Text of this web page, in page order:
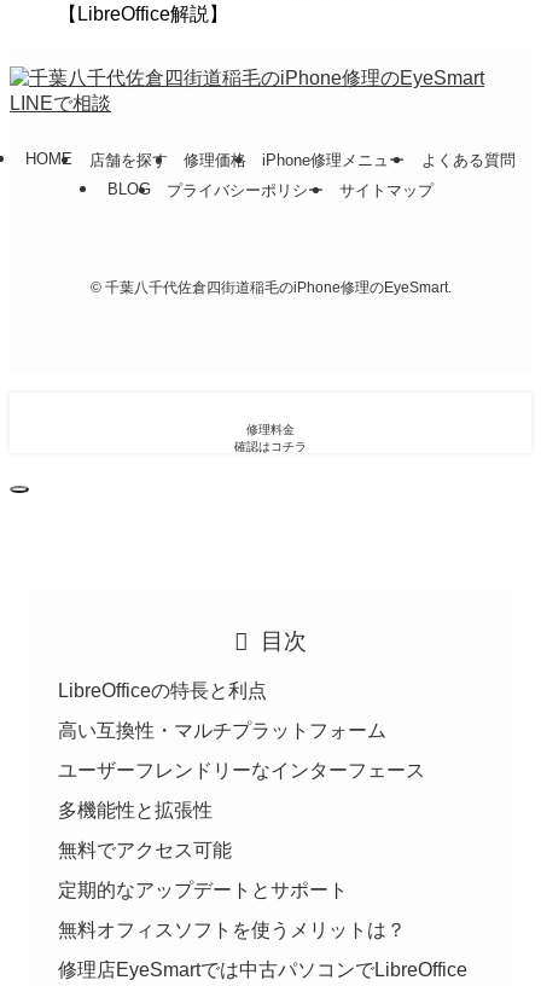
【LibreOffice解説】
LINEで相談
HOME 店舗を探す 修理価格 iPhone修理メニュー
よくある質問
BLOG
プライバシーポリシー サイトマップ
©千葉八千代佐倉四街道稲毛のiPhone修理のEyeSmart.
修理料金
確認はコチラ
目次
LibreOfficeの特長と利点
高い互換性・マルチプラットフォーム
ユーザーフレンドリーなインターフェース
多機能性と拡張性
無料でアクセス可能
定期的なアップデートとサポート
無料オフィスソフトを使うメリットは？
修理店EyeSmartでは中古パソコンでLibreOffice